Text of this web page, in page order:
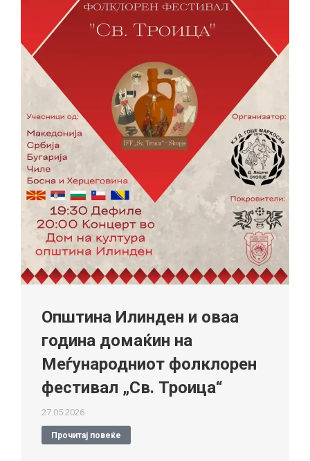
Општина Илинден и оваа
година домаќин на
Меѓународниот фолклорен
фестивал „Св. Троица“
27.05.2026
Прочитај повеќе